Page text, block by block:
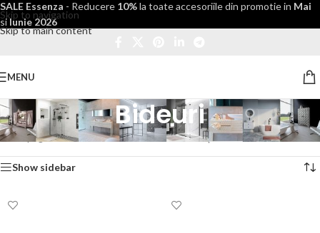
Skip to navigation
Skip to main content
SALE Essenza - Reducere 10%la toate accesoriile din promotie in Mai
siIunie 2026
MENU
Bideuri
Prima pagină/Baie Bideuri Afișez toate cele 6 rezultate
Show sidebar